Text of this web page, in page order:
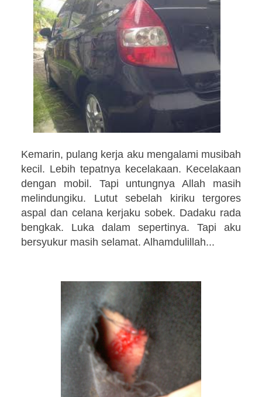
Kemarin, pulang kerja aku mengalami musibah
kecil. Lebih tepatnya kecelakaan. Kecelakaan
dengan mobil. Tapi untungnya Allah masih
melindungiku. Lutut sebelah kiriku tergores
aspal dan celana kerjaku sobek. Dadaku rada
bengkak. Luka dalam sepertinya. Tapi aku
bersyukur masih selamat. Alhamdulillah...